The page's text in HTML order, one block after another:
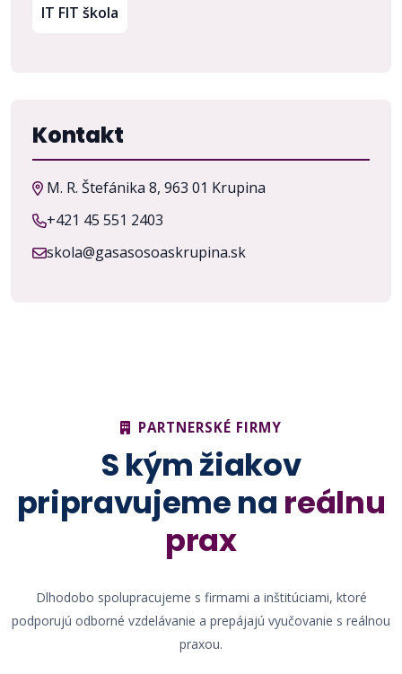
IT FIT škola
Kontakt
M. R. Štefánika 8, 963 01 Krupina
+421 45 551 2403
skola@gasasosoaskrupina.sk
PARTNERSKÉ FIRMY
S kým žiakov
pripravujeme na reálnu
prax
Dlhodobo spolupracujeme s firmami a inštitúciami, ktoré
podporujú odborné vzdelávanie a prepájajú vyučovanie s reálnou
praxou.